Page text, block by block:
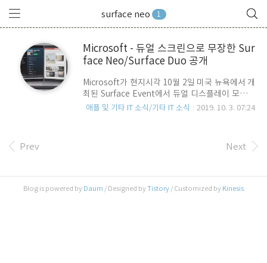
surface neo 1
Microsoft - 듀얼 스크린으로 무장한 Sur
face Neo/Surface Duo 공개
Microsoft가 현지시각 10월 2일 미국 뉴욕에서 개
최된 Surface Event에서 듀얼 디스플레이 모바일
PC인 Surface Neo와 역시 듀얼 디스플레이 타입
도 회전이 가능한 힌지로 연결한 타입으로 2 분활
화면을 지원하기 위해 새로운 OS인 Windows 10X
로세서는 인텔의 3D 적층 모바일 프로세서인 10나
노 공정의 Lakefield를 채용, 서피스 슬립 스타일러
애플 및 기타 IT 소식/기타 IT 소식 2019. 10. 3. 07:24
Prev Next
Blog is powered by Daum / Designed byTistory / Customized by Kinesis